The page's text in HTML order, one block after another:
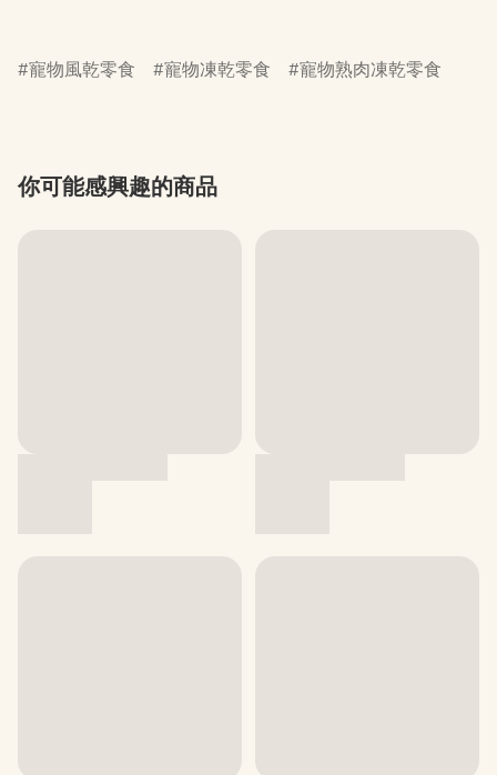
寵物風乾零食 寵物凍乾零食 寵物熟肉凍乾零食
你可能感興趣的商品